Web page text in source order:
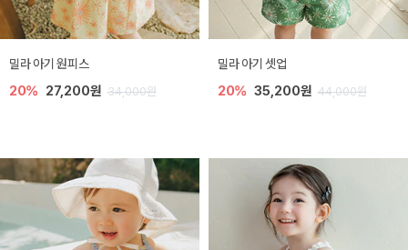
밀라 아기 원피스
20% 27,200원 34,000원
밀라 아기 셋업
20% 35,200원 44,000원